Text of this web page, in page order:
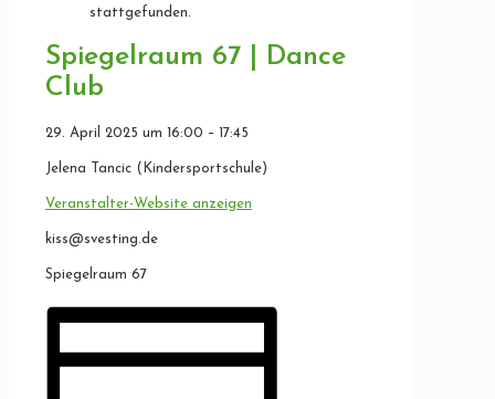
stattgefunden.
Spiegelraum 67 | Dance
Club
29. April 2025 um 16:00 – 17:45
Jelena Tancic (Kindersportschule)
Veranstalter-Website anzeigen
kiss@svesting.de
Spiegelraum 67